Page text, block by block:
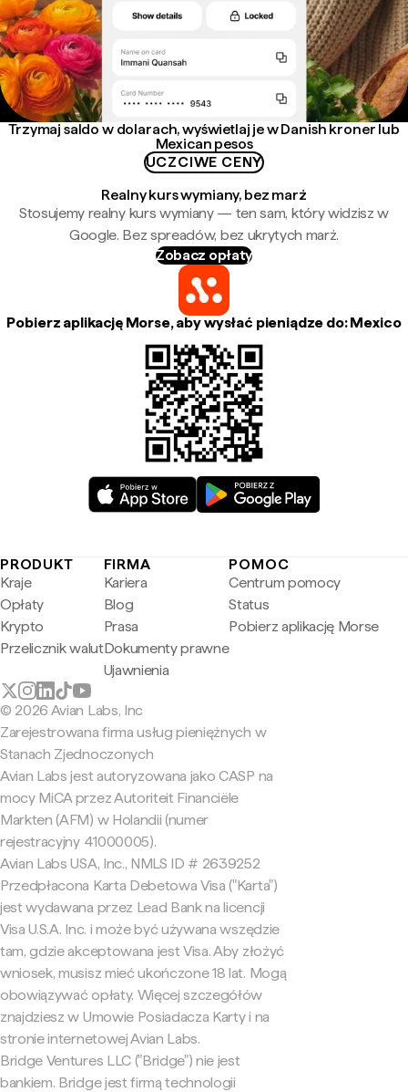
Trzymaj saldo w dolarach, wyświetlaj je w Danish kroner lub
Mexican pesos
UCZCIWE CENY
Realny kurs wymiany, bez marż
Stosujemy realny kurs wymiany — ten sam, który widzisz w
Google. Bez spreadów, bez ukrytych marż.
Zobacz opłaty
Pobierz aplikację Morse, aby wysłać pieniądze do: Mexico
PRODUKT
Kraje
Opłaty
Krypto
Przelicznik walut
FIRMA
Kariera
Blog
Prasa
Dokumenty prawne
Ujawnienia
POMOC
Centrum pomocy
Status
Pobierz aplikację Morse
© 2026 Avian Labs, Inc
Zarejestrowana firma usług pieniężnych w
Stanach Zjednoczonych
Avian Labs jest autoryzowana jako CASP na
mocy MiCA przez Autoriteit Financiële
Markten (AFM) w Holandii (numer
rejestracyjny 41000005).
Avian Labs USA, Inc., NMLS ID # 2639252
Przedpłacona Karta Debetowa Visa ("Karta")
jest wydawana przez Lead Bank na licencji
Visa U.S.A. Inc. i może być używana wszędzie
tam, gdzie akceptowana jest Visa. Aby złożyć
wniosek, musisz mieć ukończone 18 lat. Mogą
obowiązywać opłaty. Więcej szczegółów
znajdziesz w Umowie Posiadacza Karty i na
stronie internetowej Avian Labs.
Bridge Ventures LLC ("Bridge") nie jest
bankiem. Bridge jest firmą technologii